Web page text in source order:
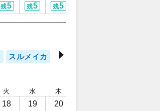
残5 残5 残5
スルメイカ
火
18
水
19
木
20